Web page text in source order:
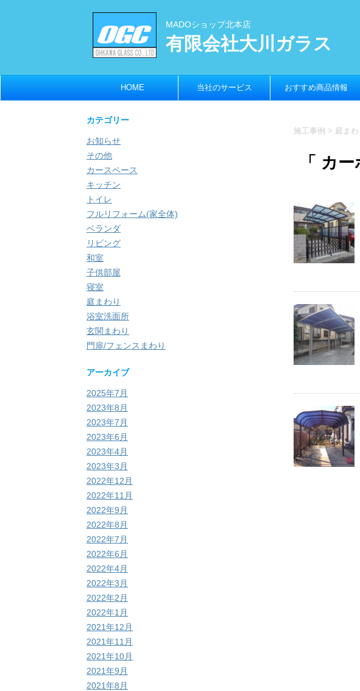
MADOショップ北本店
有限会社大川ガラス
HOME 当社のサービス おすすめ商品情報
施工事例 > 庭まわ
「 カ
カテゴリー
お知らせ
その他
カースペース
キッチン
トイレ
フルリフォーム(家全体)
ベランダ
リビング
和室
子供部屋
寝室
庭まわり
浴室洗面所
玄関まわり
門扉/フェンスまわり
アーカイブ
2025年7月
2023年8月
2023年7月
2023年6月
2023年4月
2023年3月
2022年12月
2022年11月
2022年9月
2022年8月
2022年7月
2022年6月
2022年4月
2022年3月
2022年2月
2022年1月
2021年12月
2021年11月
2021年10月
2021年9月
2021年8月